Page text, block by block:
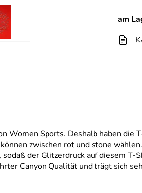
am
Women Sports. Deshalb haben
zwischen rot und stone
der Glitzerdruck auf diesem
Canyon Qualität und trägt sich